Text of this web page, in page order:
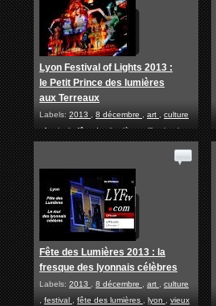
Lyon Festival of Lights 2013 :
le Petit Prince des lumières
aux Terreaux
Labels: 2013 , 8 décembre , art , culture
,festival,fête des lumières,illuminations
Fête des Lumières 2013 : la
fresque des lyonnais célèbres
Labels: 2013 , 8 décembre , art , culture
, festival , fête des lumières , lyon , vieux